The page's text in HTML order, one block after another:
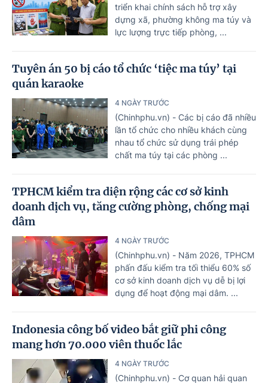
triển khai chính sách hỗ trợ xây
dựng xã, phường không ma túy và
lực lượng trực tiếp phòng, ...
Tuyên án 50 bị cáo tổ chức ‘tiệc ma túy’ tại
quán karaoke
4 NGÀY TRƯỚC
(Chinhphu.vn) - Các bị cáo đã nhiều
lần tổ chức cho nhiều khách cùng
nhau tổ chức sử dụng trái phép
chất ma túy tại các phòng ...
TPHCM kiểm tra diện rộng các cơ sở kinh
doanh dịch vụ, tăng cường phòng, chống mại
dâm
4 NGÀY TRƯỚC
(Chinhphu.vn) - Năm 2026, TPHCM
phấn đấu kiểm tra tối thiểu 60% số
cơ sở kinh doanh dịch vụ dễ bị lợi
dụng để hoạt động mại dâm. ...
Indonesia công bố video bắt giữ phi công
mang hơn 70.000 viên thuốc lắc
4 NGÀY TRƯỚC
(Chinhphu.vn) - Cơ quan hải quan